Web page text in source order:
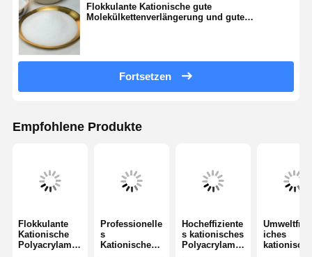
Flokkulante Kationische gute
Molekülkettenverlängerung und gute
Fortsetzen
Empfohlene Produkte
Flokkulante
Kationische
Polyacrylamid
Professionelle
s
Kationisches
Hocheffiziente
s kationisches
Polyacrylamid
iches